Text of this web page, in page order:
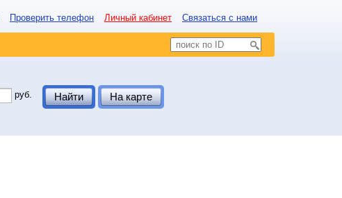
Проверить телефон Личный кабинет Связаться с нами
руб. Найти На карте